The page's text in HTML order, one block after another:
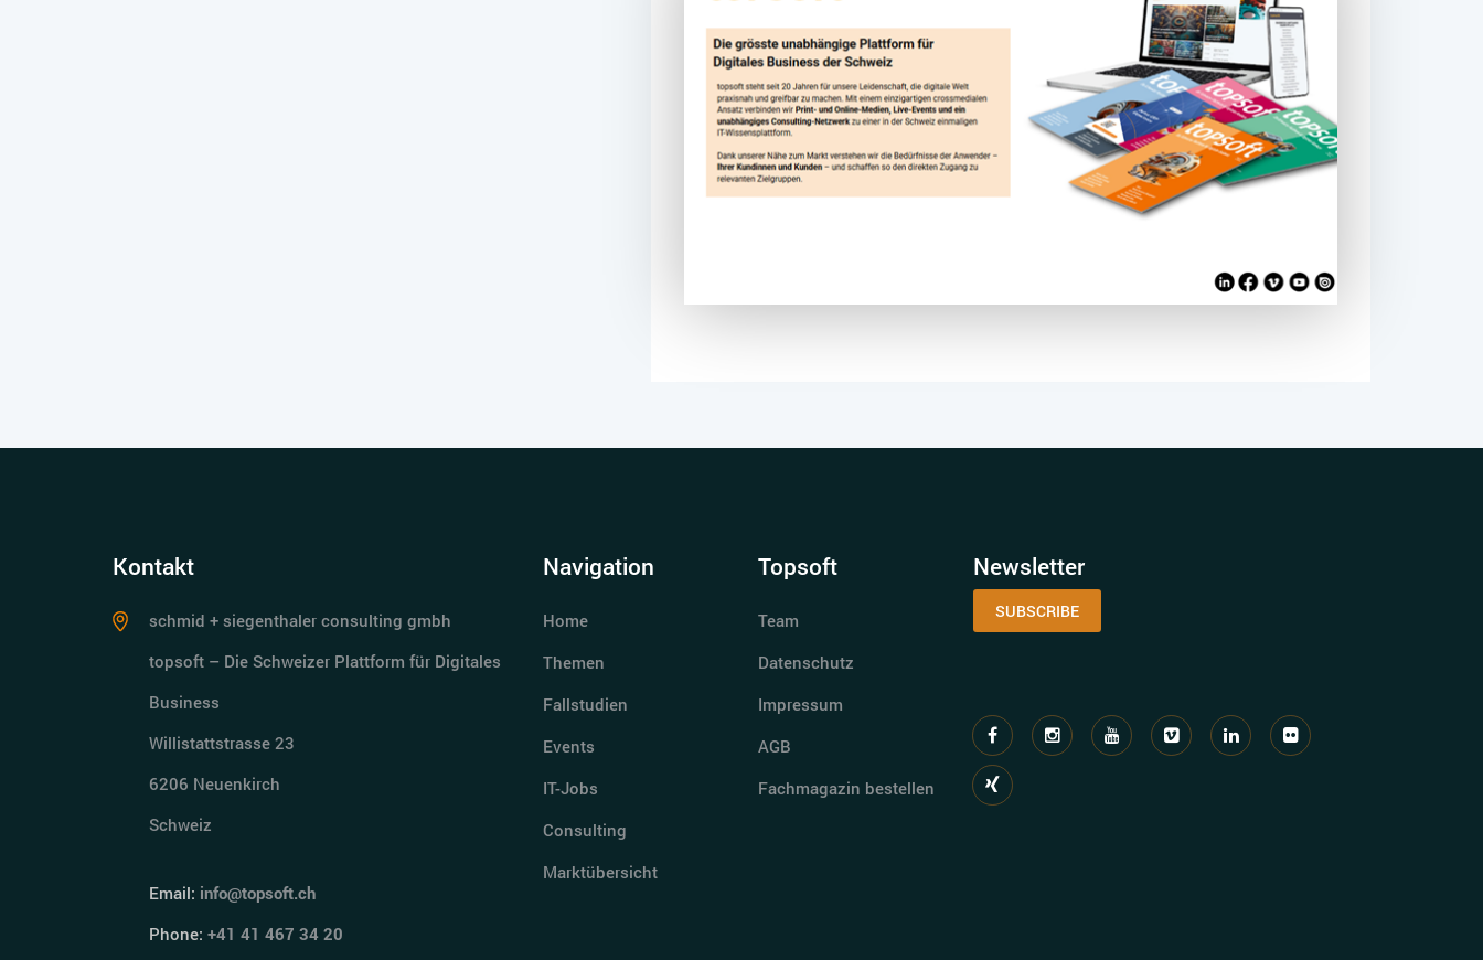
Kontakt
schmid + siegenthaler consulting gmbh
topsoft – Die Schweizer Plattform für Digitales
Business
Willistattstrasse 23
6206 Neuenkirch
Schweiz
Email: info@topsoft.ch
Phone: +41 41 467 34 20
Navigation
Home
Themen
Fallstudien
Events
IT-Jobs
Consulting
Marktübersicht
Topsoft
Team
Datenschutz
Impressum
AGB
Fachmagazin bestellen
Newsletter
SUBSCRIBE